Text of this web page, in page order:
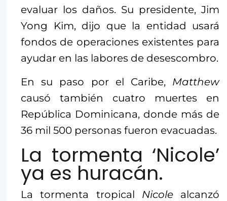
evaluar los daños. Su presidente, Jim
Yong Kim, dijo que la entidad usará
fondos de operaciones existentes para
ayudar en las labores de desescombro.
En su paso por el Caribe, Matthew
causó también cuatro muertes en
República Dominicana, donde más de
36 mil 500 personas fueron evacuadas.
La tormenta ‘Nicole’
ya es huracán.
La tormenta tropical Nicolealcanzó